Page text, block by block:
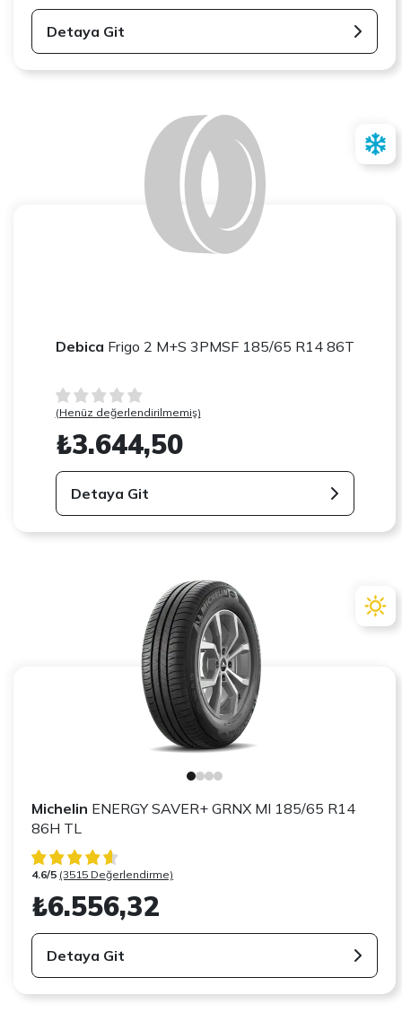
Detaya Git
Debica Frigo 2 M+S 3PMSF 185/65 R14 86T
(Henüz değerlendirilmemiş)
₺3.644,50
Detaya Git
Michelin ENERGY SAVER+ GRNX MI 185/65 R14
86H TL
4.6/5 (3515 Değerlendirme)
₺6.556,32
Detaya Git